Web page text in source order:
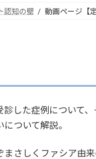
認知の壁 動画ページ【
した症例について
ついて解説。
さしくファシア由